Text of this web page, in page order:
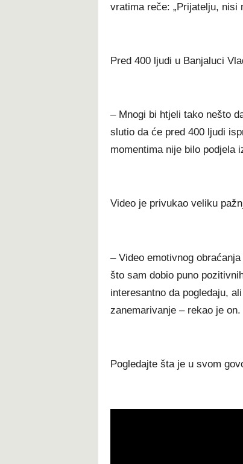
vratima reče: „Prijatelju, nisi
Pred 400 ljudi u Banjaluci
– Mnogi bi htjeli tako nešto
slutio da će pred 400 ljudi
momentima nije bilo podjela
Video je privukao veliku
– Video emotivnog
što sam dobio puno
interesantno da pogledaju,
zanemarivanje – rekao je on.
Pogledajte šta je u svom